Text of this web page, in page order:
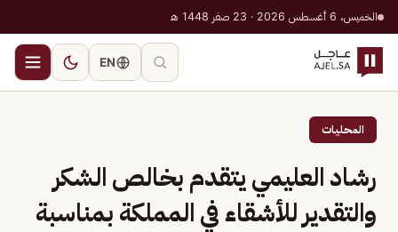
الخميس، 6 أغسطس 2026 · 23 صفر 1448 هـ
EN
المحليات
رشاد العليمي يتقدم بخالص الشكر
والتقدير للأشقاء في المملكة بمناسبة